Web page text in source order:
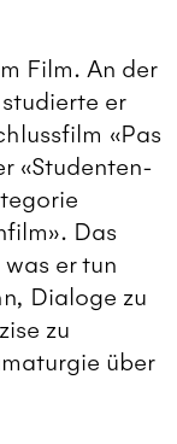
Film. An der
er
«Pas
«Studenten-
Das
er tun
Dialoge zu
zu
über